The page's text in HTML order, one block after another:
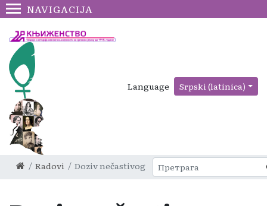
NAVIGACIJA
Language Srpski (latinica)
Radovi Doziv nečastivog